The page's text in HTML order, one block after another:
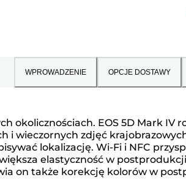
WPROWADZENIE OPCJE DOSTAWY
okolicznościach. EOS 5D Mark
wieczornych zdjęć
lokalizację. Wi-Fi i NFC
elastyczność w
on także korekcję kolorów w